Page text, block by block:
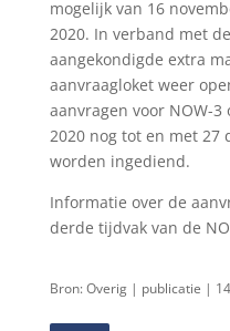
mogelijk van 16
2020. In verband met
aangekondigde extra
aanvraagloket weer
aanvragen voor NOW-
2020 nog tot en met 27
worden ingediend.
Informatie over de
derde tijdvak van de
Bron: Overig | publicatie |